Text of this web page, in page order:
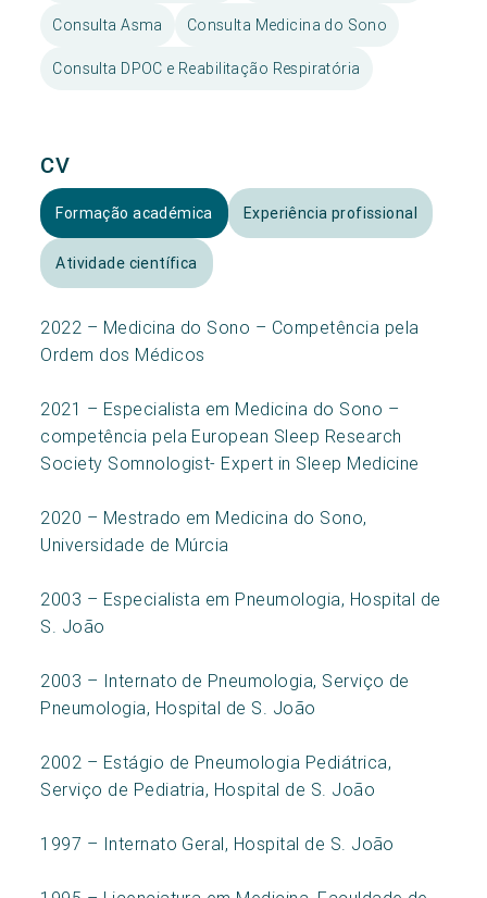
Consulta Asma Consulta Medicina do Sono
Consulta DPOC e Reabilitação Respiratória
CV
Formação académica Experiência profissional
Atividade científica
2022 – Medicina do Sono – Competência pela
Ordem dos Médicos
2021 – Especialista em Medicina do Sono –
competência pela European Sleep Research
Society Somnologist- Expert in Sleep Medicine
2020 – Mestrado em Medicina do Sono,
Universidade de Múrcia
2003 – Especialista em Pneumologia, Hospital de
S. João
2003 – Internato de Pneumologia, Serviço de
Pneumologia, Hospital de S. João
2002 – Estágio de Pneumologia Pediátrica,
Serviço de Pediatria, Hospital de S. João
1997 – Internato Geral, Hospital de S. João